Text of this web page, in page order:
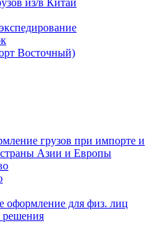
из/в Китай
Восточный)
грузов при импорте и
Азии и Европы
оформление для физ. лиц